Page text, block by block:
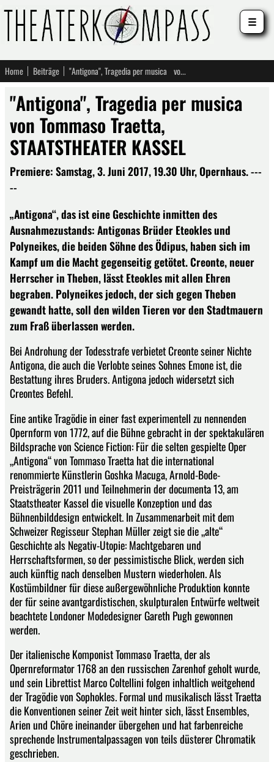
Home Beiträge "Antigona", Tragedia per musica von Tommaso Traetta, STAATSTHEATER KASSEL
"Antigona", Tragedia per musica
von Tommaso Traetta,
STAATSTHEATER KASSEL
Premiere: Samstag, 3. Juni 2017, 19.30 Uhr, Opernhaus. ---
--
„Antigona“, das ist eine Geschichte inmitten des
Ausnahmezustands: Antigonas Brüder Eteokles und
Polyneikes, die beiden Söhne des Ödipus, haben sich im
Kampf um die Macht gegenseitig getötet. Creonte, neuer
Herrscher in Theben, lässt Eteokles mit allen Ehren
begraben. Polyneikes jedoch, der sich gegen Theben
gewandt hatte, soll den wilden Tieren vor den Stadtmauern
zum Fraß überlassen werden.
Bei Androhung der Todesstrafe verbietet Creonte seiner Nichte
Antigona, die auch die Verlobte seines Sohnes Emone ist, die
Bestattung ihres Bruders. Antigona jedoch widersetzt sich
Creontes Befehl.
Eine antike Tragödie in einer fast experimentell zu nennenden
Opernform von 1772, auf die Bühne gebracht in der spektakulären
Bildsprache von Science Fiction: Für die selten gespielte Oper
„Antigona“ von Tommaso Traetta hat die international
renommierte Künstlerin Goshka Macuga, Arnold-Bode-
Preisträgerin 2011 und Teilnehmerin der documenta 13, am
Staatstheater Kassel die visuelle Konzeption und das
Bühnenbilddesign entwickelt. In Zusammenarbeit mit dem
Schweizer Regisseur Stephan Müller zeigt sie die „alte“
Geschichte als Negativ-Utopie: Machtgebaren und
Herrschaftsformen, so der pessimistische Blick, werden sich
auch künftig nach denselben Mustern wiederholen. Als
Kostümbildner für diese außergewöhnliche Produktion konnte
der für seine avantgardistischen, skulpturalen Entwürfe weltweit
beachtete Londoner Modedesigner Gareth Pugh gewonnen
werden.
Der italienische Komponist Tommaso Traetta, der als
Opernreformator 1768 an den russischen Zarenhof geholt wurde,
und sein Librettist Marco Coltellini folgen inhaltlich weitgehend
der Tragödie von Sophokles. Formal und musikalisch lässt Traetta
die Konventionen seiner Zeit weit hinter sich, lässt Ensembles,
Arien und Chöre ineinander übergehen und hat farbenreiche
sprechende Instrumentalpassagen von teils düsterer Chromatik
geschrieben.
☰